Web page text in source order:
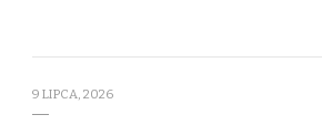
9 LIPCA, 2026